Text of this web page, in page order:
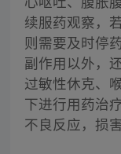
续服药观察，
则需要及时停
副作用以外，
过敏性休克、
下进行用药治
不良反应，损